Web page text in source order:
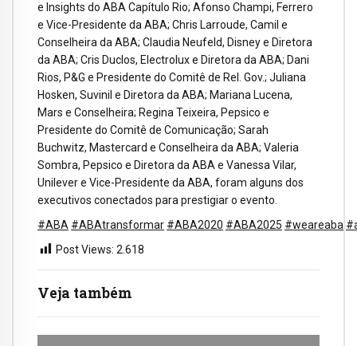
Veja também
e Insights do ABA Capítulo Rio; Afonso Champi, Ferrero
e Vice-Presidente da ABA; Chris Larroude, Camil e
Conselheira da ABA; Claudia Neufeld, Disney e Diretora
da ABA; Cris Duclos, Electrolux e Diretora da ABA; Dani
Rios, P&G e Presidente do Comitê de Rel. Gov.; Juliana
Hosken, Suvinil e Diretora da ABA; Mariana Lucena,
Mars e Conselheira; Regina Teixeira, Pepsico e
Presidente do Comitê de Comunicação; Sarah
Buchwitz, Mastercard e Conselheira da ABA; Valeria
Sombra, Pepsico e Diretora da ABA e Vanessa Vilar,
Unilever e Vice-Presidente da ABA, foram alguns dos
executivos conectados para prestigiar o evento.
#ABA #ABAtransformar #ABA2020 #ABA2025 #weareaba
Post Views: 2.618